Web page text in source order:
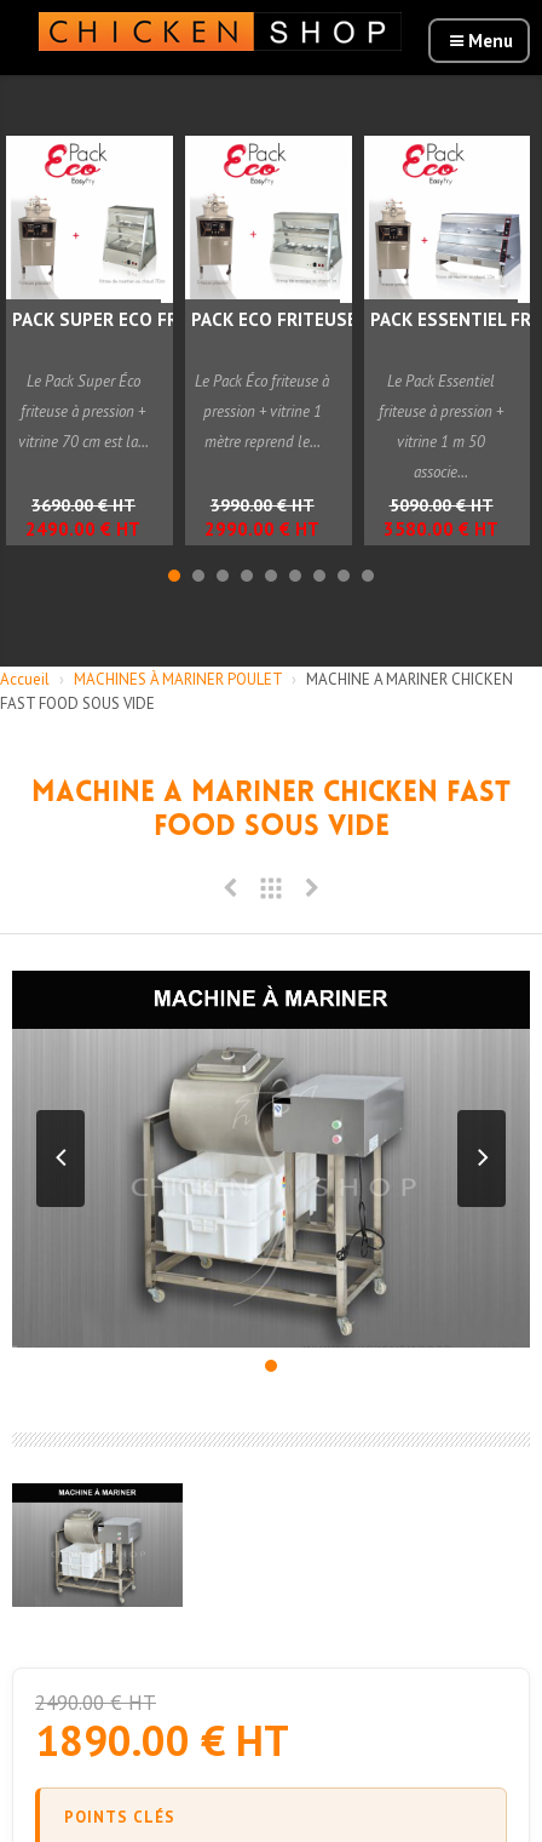
PACK SUPER ECO FRITEUSE...
Le Pack Super Éco
friteuse à pression +
vitrine 70 cm est la...
3690.00 € HT
2490.00 € HT
PACK ECO FRITEUSE PRESSION...
Le Pack Éco friteuse à
pression + vitrine 1
mètre reprend le...
3990.00 € HT
2990.00 € HT
PACK ESSENTIEL
Le Pack Essentiel
friteuse à pression +
vitrine 1 m 50
associe...
5090.00 € HT
3580.00 € HT
Accueil › MACHINES À MARINER POULET › MACHINE A MARINER CHICKEN
FAST FOOD SOUS VIDE
MACHINE A MARINER CHICKEN FAST
FOOD SOUS VIDE
2490.00 € HT
1890.00 € HT
POINTS CLÉS